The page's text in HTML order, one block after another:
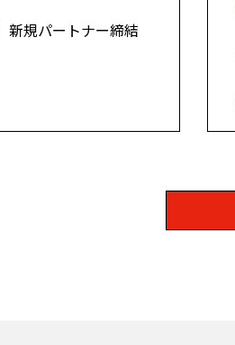
新規パートナー締結